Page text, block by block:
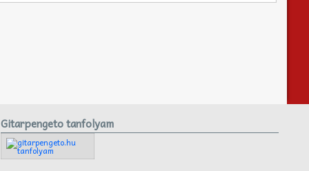
Gitarpengeto tanfolyam